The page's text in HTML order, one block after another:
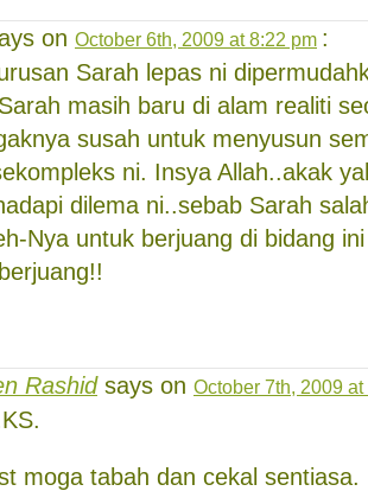
on October 6th, 2009 at 8:22 pm :
Sarah lepas ni
masih baru di alam realiti
susah untuk menyusun
ni. Insya Allah..akak
dilema ni..sebab Sarah
Nya untuk berjuang di bidang
Rashidsays on October 7th, 2009
moga tabah dan cekal